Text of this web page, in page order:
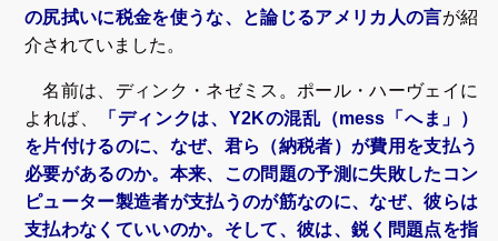
の尻拭いに税金を使うな、と論じるアメリカ人の言が紹
介されていました。
名前は、ディンク・ネゼミス。ポール・ハーヴェイに
よれば、
「ディンクは、Y2Kの混乱（mess「へま」）
を片付けるのに、なぜ、君ら（納税者）が費用を支払う
必要があるのか。本来、この問題の予測に失敗したコン
ピューター製造者が支払うのが筋なのに、なぜ、彼らは
支払わなくていいのか。そして、彼は、鋭く問題点を指